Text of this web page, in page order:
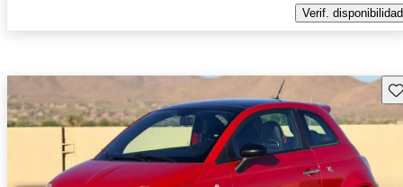
Verif. disponibilidad